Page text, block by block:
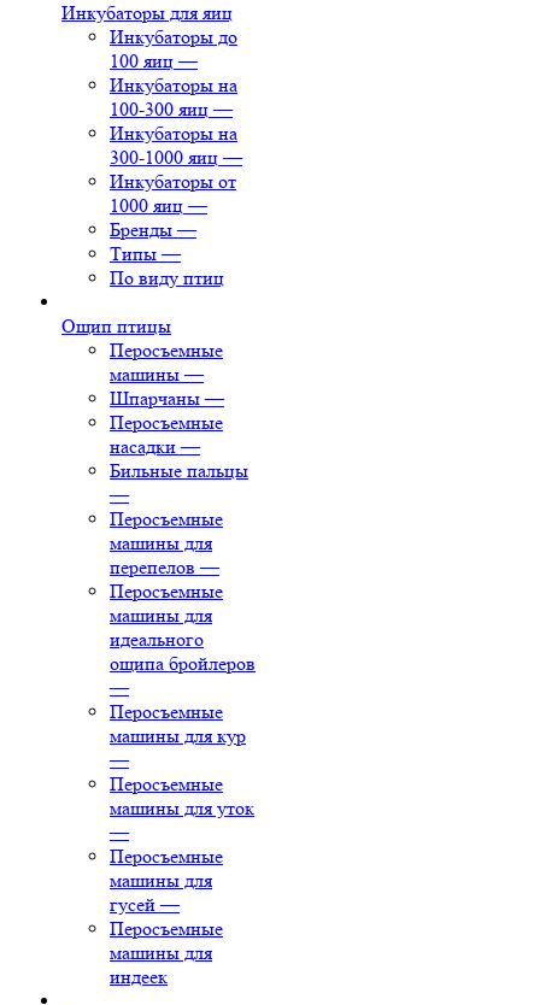
Инкубаторы для яиц
Инкубаторы до
100 яиц —
Инкубаторы на
100-300 яиц —
Инкубаторы на
300-1000 яиц —
Инкубаторы от
1000 яиц —
Бренды —
Типы —
По виду птиц
Ощип птицы
Перосъемные
машины —
Шпарчаны —
Перосъемные
насадки —
Бильные пальцы
—
Перосъемные
машины для
перепелов —
Перосъемные
машины для
идеального
ощипа бройлеров
—
Перосъемные
машины для кур
—
Перосъемные
машины для уток
—
Перосъемные
машины для
гусей —
Перосъемные
машины для
индеек